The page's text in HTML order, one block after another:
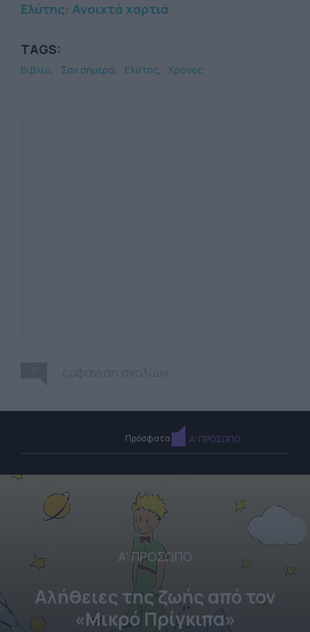
Ελύτης: Ανοιχτά χαρτιά
TAGS:
Βιβλίο Σαν σήμερα Ελύτης Χρόνος
Πρόσφατα Α' ΠΡΟΣΩΠΟ
Α' ΠΡΟΣΩΠΟ
Αλήθειες της ζωής από τον
«Μικρό Πρίγκιπα»